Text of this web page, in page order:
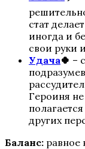
Пропавшие
стат
иногда и
свои руки
Удача🍀 –
Героиня
других
Баланс: равное